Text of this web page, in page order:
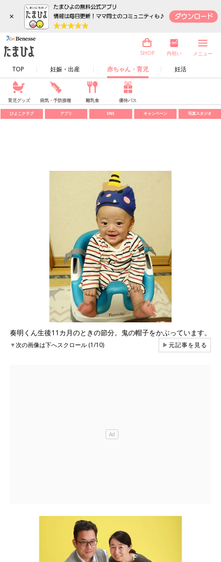
×
TOP 妊娠・出産 赤ちゃん・育児 妊活
SHOP 内祝い メニュー
育児グッズ 病気・予防接種 離乳食 優待パス
ひよこクラブ アプリ SNS キャンペーン 写真スタジオ
奏明くん生後11カ月のときの節分。鬼の帽子をかぶっています。
▼次の画像は下へスクロール (1/10) ▶元記事を見る